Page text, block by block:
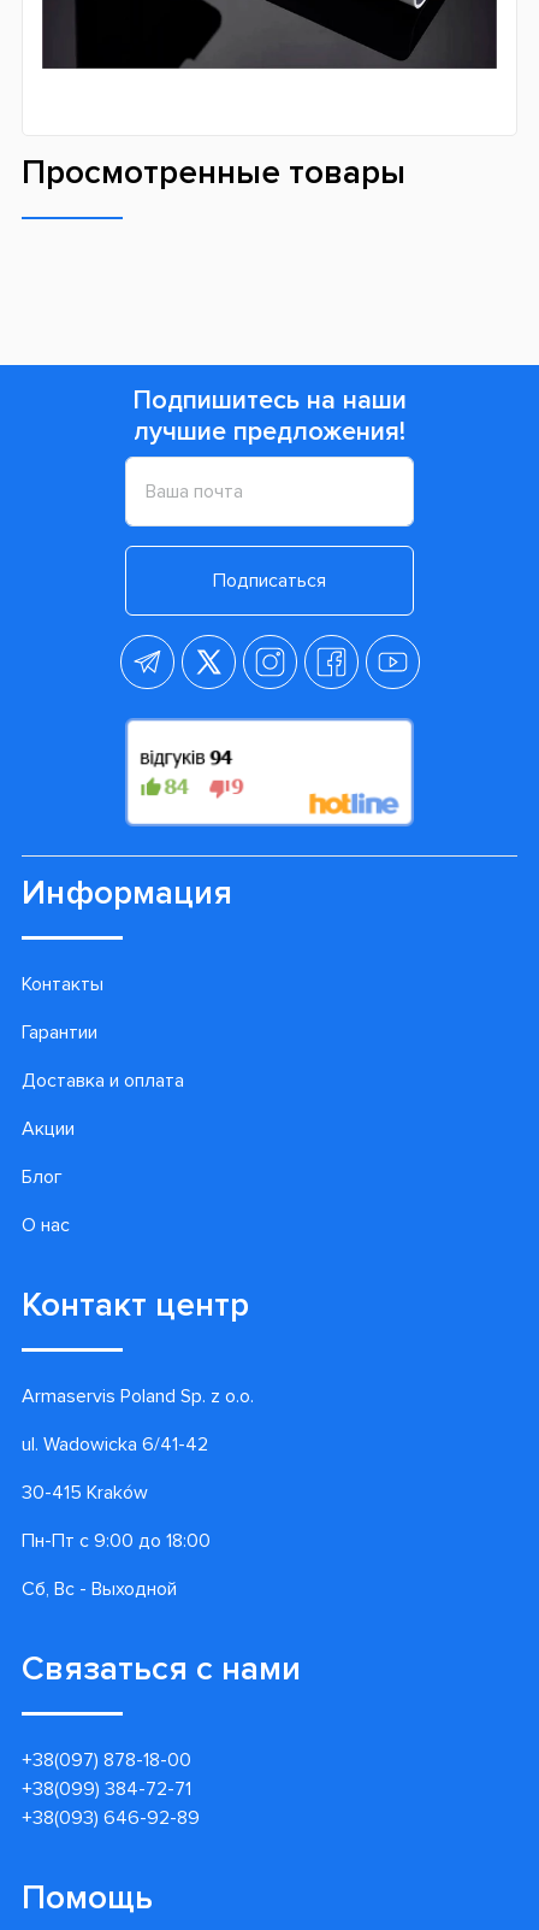
Просмотренные товары
Подпишитесь на наши
лучшие предложения!
Подписаться
Информация
Контакты
Гарантии
Доставка и оплата
Акции
Блог
О нас
Контакт центр
Armaservis Poland Sp. z o.o.
ul. Wadowicka 6/41-42
30-415 Kraków
Пн-Пт с 9:00 до 18:00
Сб, Вс - Выходной
Связаться с нами
+38(097) 878-18-00
+38(099) 384-72-71
+38(093) 646-92-89
Помощь